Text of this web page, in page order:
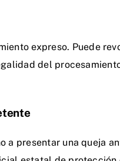
expreso. Puede
del
presentar una queja